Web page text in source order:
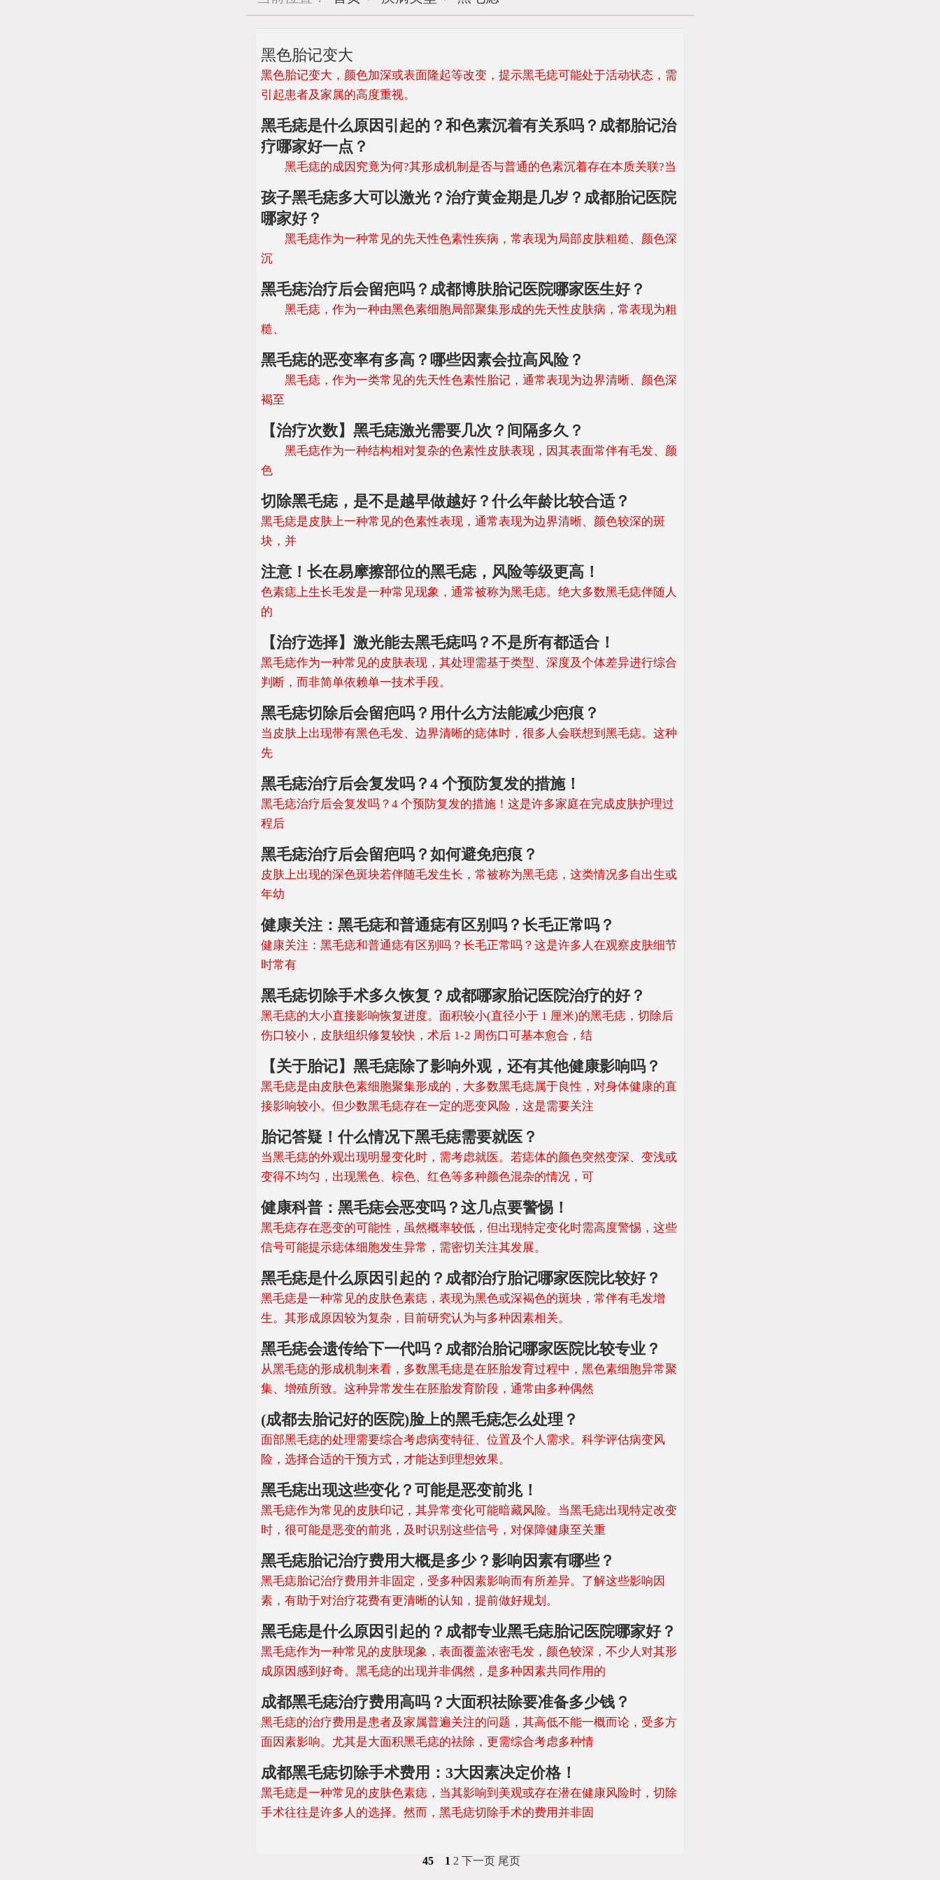
黑色胎记变大
黑色胎记变大，颜色加深或表面隆起等改变，提示黑毛痣可能处于活动状态，需
引起患者及家属的高度重视。
黑毛痣是什么原因引起的？和色素沉着有关系吗？成都胎记治
疗哪家好一点？
黑毛痣的成因究竟为何?其形成机制是否与普通的色素沉着存在本质关联?当
孩子黑毛痣多大可以激光？治疗黄金期是几岁？成都胎记医院
哪家好？
黑毛痣作为一种常见的先天性色素性疾病，常表现为局部皮肤粗糙、颜色深
沉
黑毛痣治疗后会留疤吗？成都博肤胎记医院哪家医生好？
黑毛痣，作为一种由黑色素细胞局部聚集形成的先天性皮肤病，常表现为粗
糙、
黑毛痣的恶变率有多高？哪些因素会拉高风险？
黑毛痣，作为一类常见的先天性色素性胎记，通常表现为边界清晰、颜色深
褐至
【治疗次数】黑毛痣激光需要几次？间隔多久？
黑毛痣作为一种结构相对复杂的色素性皮肤表现，因其表面常伴有毛发、颜
色
切除黑毛痣，是不是越早做越好？什么年龄比较合适？
黑毛痣是皮肤上一种常见的色素性表现，通常表现为边界清晰、颜色较深的斑
块，并
注意！长在易摩擦部位的黑毛痣，风险等级更高！
色素痣上生长毛发是一种常见现象，通常被称为黑毛痣。绝大多数黑毛痣伴随人
的
【治疗选择】激光能去黑毛痣吗？不是所有都适合！
黑毛痣作为一种常见的皮肤表现，其处理需基于类型、深度及个体差异进行综合
判断，而非简单依赖单一技术手段。
黑毛痣切除后会留疤吗？用什么方法能减少疤痕？
当皮肤上出现带有黑色毛发、边界清晰的痣体时，很多人会联想到黑毛痣。这种
先
黑毛痣治疗后会复发吗？4 个预防复发的措施！
黑毛痣治疗后会复发吗？4 个预防复发的措施！这是许多家庭在完成皮肤护理过
程后
黑毛痣治疗后会留疤吗？如何避免疤痕？
皮肤上出现的深色斑块若伴随毛发生长，常被称为黑毛痣，这类情况多自出生或
年幼
健康关注：黑毛痣和普通痣有区别吗？长毛正常吗？
健康关注：黑毛痣和普通痣有区别吗？长毛正常吗？这是许多人在观察皮肤细节
时常有
黑毛痣切除手术多久恢复？成都哪家胎记医院治疗的好？
黑毛痣的大小直接影响恢复进度。面积较小(直径小于 1 厘米)的黑毛痣，切除后
伤口较小，皮肤组织修复较快，术后 1-2 周伤口可基本愈合，结
【关于胎记】黑毛痣除了影响外观，还有其他健康影响吗？
黑毛痣是由皮肤色素细胞聚集形成的，大多数黑毛痣属于良性，对身体健康的直
接影响较小。但少数黑毛痣存在一定的恶变风险，这是需要关注
胎记答疑！什么情况下黑毛痣需要就医？
当黑毛痣的外观出现明显变化时，需考虑就医。若痣体的颜色突然变深、变浅或
变得不均匀，出现黑色、棕色、红色等多种颜色混杂的情况，可
健康科普：黑毛痣会恶变吗？这几点要警惕！
黑毛痣存在恶变的可能性，虽然概率较低，但出现特定变化时需高度警惕，这些
信号可能提示痣体细胞发生异常，需密切关注其发展。​
黑毛痣是什么原因引起的？成都治疗胎记哪家医院比较好？
黑毛痣是一种常见的皮肤色素痣，表现为黑色或深褐色的斑块，常伴有毛发增
生。其形成原因较为复杂，目前研究认为与多种因素相关。
黑毛痣会遗传给下一代吗？成都治胎记哪家医院比较专业？
从黑毛痣的形成机制来看，多数黑毛痣是在胚胎发育过程中，黑色素细胞异常聚
集、增殖所致。这种异常发生在胚胎发育阶段，通常由多种偶然
(成都去胎记好的医院)脸上的黑毛痣怎么处理？
面部黑毛痣的处理需要综合考虑病变特征、位置及个人需求。科学评估病变风
险，选择合适的干预方式，才能达到理想效果。
黑毛痣出现这些变化？可能是恶变前兆！
黑毛痣作为常见的皮肤印记，其异常变化可能暗藏风险。当黑毛痣出现特定改变
时，很可能是恶变的前兆，及时识别这些信号，对保障健康至关重
​​黑毛痣胎记治疗费用大概是多少？影响因素有哪些？
黑毛痣胎记治疗费用并非固定，受多种因素影响而有所差异。了解这些影响因
素，有助于对治疗花费有更清晰的认知，提前做好规划。
黑毛痣是什么原因引起的？成都专业黑毛痣胎记医院哪家好？
黑毛痣作为一种常见的皮肤现象，表面覆盖浓密毛发，颜色较深，不少人对其形
成原因感到好奇。黑毛痣的出现并非偶然，是多种因素共同作用的
成都黑毛痣治疗费用高吗？大面积祛除要准备多少钱？
黑毛痣的治疗费用是患者及家属普遍关注的问题，其高低不能一概而论，受多方
面因素影响。尤其是大面积黑毛痣的祛除，更需综合考虑多种情
成都黑毛痣切除手术费用：3大因素决定价格！
黑毛痣是一种常见的皮肤色素痣，当其影响到美观或存在潜在健康风险时，切除
手术往往是许多人的选择。然而，黑毛痣切除手术的费用并非固
45 1 2 下一页 尾页